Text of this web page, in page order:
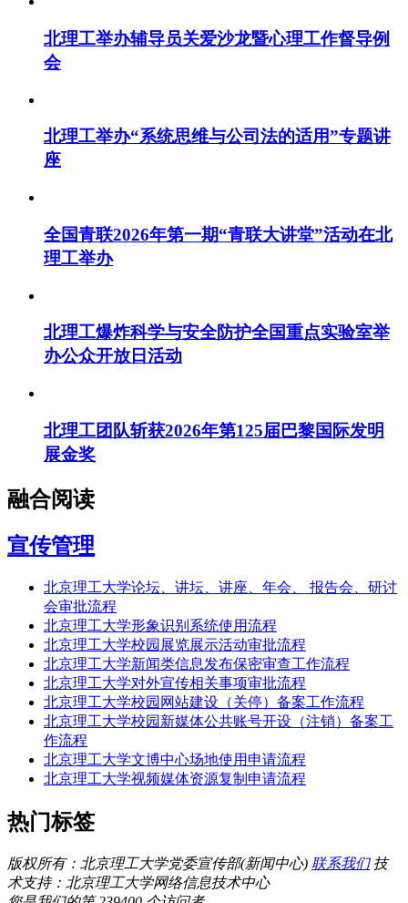
北理工举办辅导员关爱沙龙暨心理工作督导例
会
北理工举办“系统思维与公司法的适用”专题讲
座
全国青联2026年第一期“青联大讲堂”活动在北
理工举办
北理工爆炸科学与安全防护全国重点实验室举
办公众开放日活动
北理工团队斩获2026年第125届巴黎国际发明
展金奖
融合阅读
宣传管理
北京理工大学论坛、讲坛、讲座、年会、 报告会、研讨
会审批流程
北京理工大学形象识别系统使用流程
北京理工大学校园展览展示活动审批流程
北京理工大学新闻类信息发布保密审查工作流程
北京理工大学对外宣传相关事项审批流程
北京理工大学校园网站建设（关停）备案工作流程
北京理工大学校园新媒体公共账号开设（注销）备案工
作流程
北京理工大学文博中心场地使用申请流程
北京理工大学视频媒体资源复制申请流程
热门标签
版权所有：北京理工大学党委宣传部(新闻中心) 联系我们 技
术支持：北京理工大学网络信息技术中心